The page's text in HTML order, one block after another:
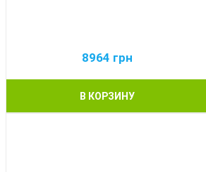
8964 грн
В КОРЗИНУ